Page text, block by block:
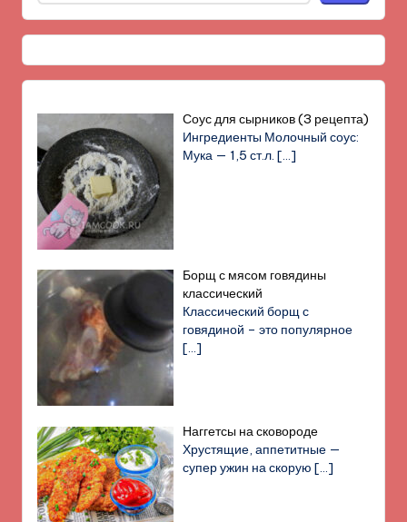
Соус для сырников (3 рецепта)
Ингредиенты Молочный соус:
Мука — 1,5 ст.л.[…]
Борщ с мясом говядины
классический
Классический борщ с
говядиной – это популярное
[…]
Наггетсы на сковороде
Хрустящие, аппетитные —
супер ужин на скорую[…]